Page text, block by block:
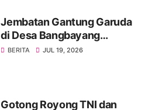
Jembatan Gantung Garuda
di Desa Bangbayang
Rampung Dibangun, Simbol
BERITA JUL 19, 2026
Gotong Royong TNI dan